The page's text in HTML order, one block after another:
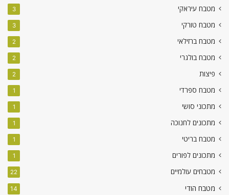
מטבח עיראקי 3
מטבח טורקי 3
מטבח ברזילאי 2
מטבח בולגרי 2
פיצות 2
מטבח ספרדי 1
מתכוני סושי 1
מתכונים לחנוכה 1
מטבח בריטי 1
מתכונים לפורים 1
מטבחים עולמיים 22
מטבח הודי 14